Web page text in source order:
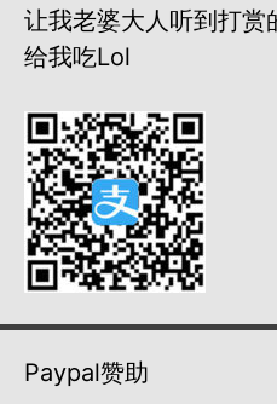
让我老婆大人听到打赏
给我吃lol
Paypal赞助